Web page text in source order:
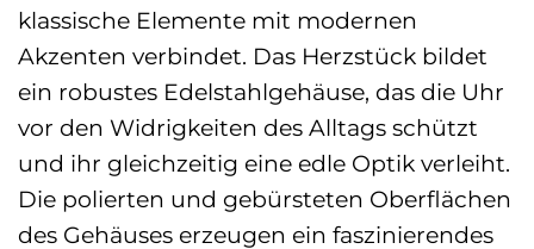
klassische Elemente mit modernen
Akzenten verbindet. Das Herzstück bildet
ein robustes Edelstahlgehäuse, das die Uhr
vor den Widrigkeiten des Alltags schützt
und ihr gleichzeitig eine edle Optik verleiht.
Die polierten und gebürsteten Oberflächen
des Gehäuses erzeugen ein faszinierendes